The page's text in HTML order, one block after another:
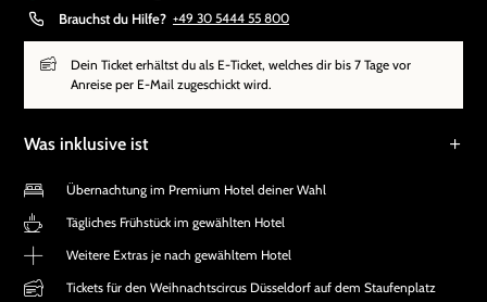
Brauchst du Hilfe? +49 30 5444 55 800
Dein Ticket erhältst du als E-Ticket, welches dir bis 7 Tage vor
Anreise per E-Mail zugeschickt wird.
Was inklusive ist
Übernachtung im Premium Hotel deiner Wahl
Tägliches Frühstück im gewählten Hotel
Weitere Extras je nach gewähltem Hotel
Tickets für den Weihnachtscircus Düsseldorf auf dem Staufenplatz